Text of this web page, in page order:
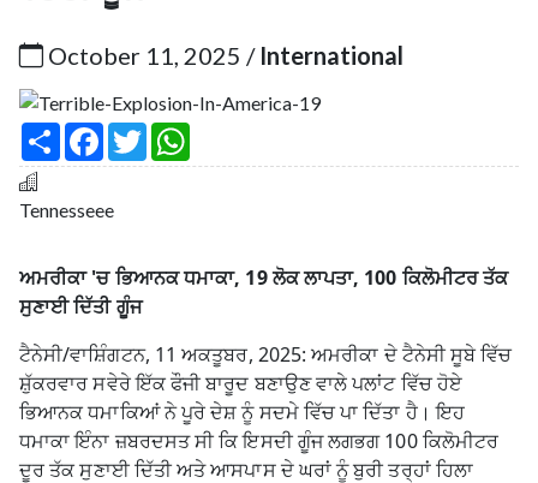
October 11, 2025 / International
S
a
e
F
c
b
k
T
w
i
a
p
Tennesseee
ਅਮਰੀਕਾ 'ਚ ਭਿਆਨਕ ਧਮਾਕਾ, 19 ਲੋਕ ਲਾਪਤਾ, 100 ਕਿਲੋਮੀਟਰ ਤੱਕ
ਸੁਣਾਈ ਦਿੱਤੀ ਗੂੰਜ
ਟੈਨੇਸੀ/ਵਾਸ਼ਿੰਗਟਨ, 11 ਅਕਤੂਬਰ, 2025: ਅਮਰੀਕਾ ਦੇ ਟੈਨੇਸੀ ਸੂਬੇ ਵਿੱਚ
ਸ਼ੁੱਕਰਵਾਰ ਸਵੇਰੇ ਇੱਕ ਫੌਜੀ ਬਾਰੂਦ ਬਣਾਉਣ ਵਾਲੇ ਪਲਾਂਟ ਵਿੱਚ ਹੋਏ
ਭਿਆਨਕ ਧਮਾਕਿਆਂ ਨੇ ਪੂਰੇ ਦੇਸ਼ ਨੂੰ ਸਦਮੇ ਵਿੱਚ ਪਾ ਦਿੱਤਾ ਹੈ। ਇਹ
ਧਮਾਕਾ ਇੰਨਾ ਜ਼ਬਰਦਸਤ ਸੀ ਕਿ ਇਸਦੀ ਗੂੰਜ ਲਗਭਗ 100 ਕਿਲੋਮੀਟਰ
ਦੂਰ ਤੱਕ ਸੁਣਾਈ ਦਿੱਤੀ ਅਤੇ ਆਸਪਾਸ ਦੇ ਘਰਾਂ ਨੂੰ ਬੁਰੀ ਤਰ੍ਹਾਂ ਹਿਲਾ